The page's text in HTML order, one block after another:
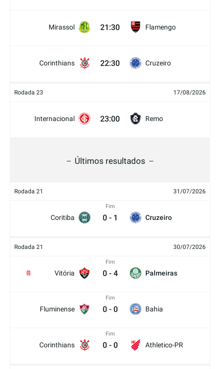
Mirassol 21:30 Flamengo
Corinthians 22:30 Cruzeiro
Rodada 23 17/08/2026
Internacional 23:00 Remo
Últimos resultados
Rodada 21 31/07/2026
Coritiba
Fim
0 - 1 Cruzeiro
Rodada 21 30/07/2026
Vitória
2
Fim
0 - 4 Palmeiras
Fluminense
Fim
0 - 0 Bahia
Corinthians
Fim
0 - 0 Athletico-PR